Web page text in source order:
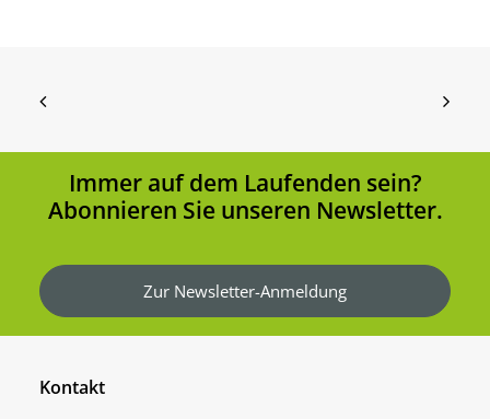
Immer auf dem Laufenden sein?
Abonnieren Sie unseren Newsletter.
Zur Newsletter-Anmeldung
Kontakt